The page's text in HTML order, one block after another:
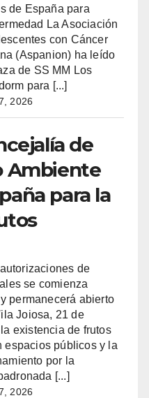
de España para
La Asociación
con Cáncer
(Aspanion) ha leído
de SS MM Los
para [...]
2026
de
Ambiente
para la
de
se comienza
permanecerá abierto
Joiosa, 21 de
existencia de frutos
espacios públicos y la
por la
[...]
2026